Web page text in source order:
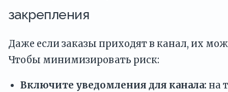
закрепления
Даже если заказы приходят в канал, их
Чтобы минимизировать риск:
Включите уведомления для канала: на